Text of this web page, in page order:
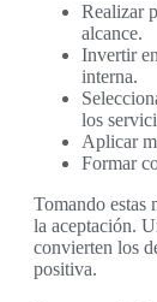
Realizar
alcance.
Invertir
interna.
los
Aplicar
Formar
Tomando estas
la aceptación.
convierten los
positiva.